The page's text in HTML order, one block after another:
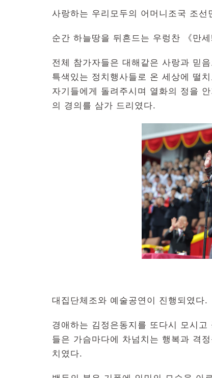
사랑하는 우리모두의 어머니조국 조선
순간 하늘땅을 뒤흔드는 우렁찬 《만
전체 참가자들은 대해같은 사랑과 믿
특색있는 정치행사들로 온 세상에 떨
자기들에게 돌려주시며 열화의 정을
의 경의를 삼가 드리였다.
대집단체조와 예술공연이 진행되였다.
경애하는 김정은동지를 또다시 모시
들은 가슴마다에 차넘치는 행복과 격
치였다.